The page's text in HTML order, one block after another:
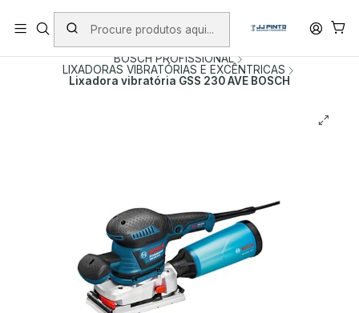
PORTES INCLUÍDOS EM ENCOMENDAS +75€ (excepto ilhas)
Início PRODUTOS
FERRAMENTAS COM FIO
BOSCH PROFISSIONAL
LIXADORAS VIBRATÓRIAS E EXCÊNTRICAS
Lixadora vibratória GSS 230 AVE BOSCH